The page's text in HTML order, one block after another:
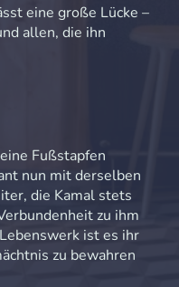
eine große Lücke –
allen, die ihn
Fußstapfen
nun mit derselben
die Kamal stets
zu ihm
ist es ihr
zu bewahren